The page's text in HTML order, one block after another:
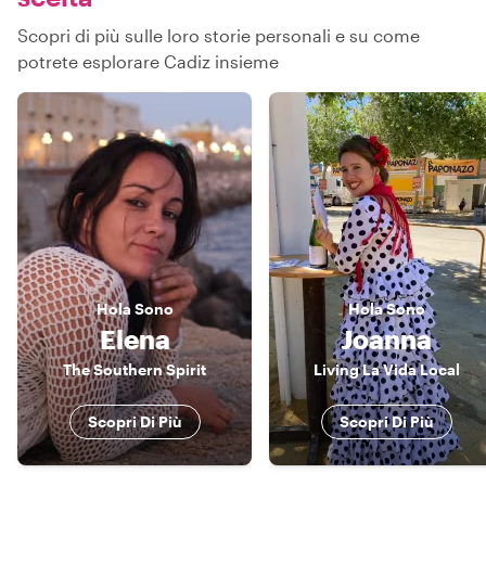
Scopri di più sulle loro storie personali e su come
potrete esplorare Cadiz insieme
Hola Sono
Elena
The Southern Spirit
Scopri Di Più
HolaSono
Joanna
Living La Vida Local
Scopri Di Più